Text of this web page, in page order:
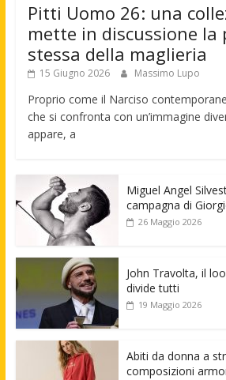
Pitti Uomo 26: una
mette in discussione la
stessa della maglieria
15 Giugno 2026 Massimo Lupo
Proprio come il Narciso
che si confronta con un’immagine
appare, a
Miguel Angel
campagna di
26 Maggio 2026
John Travolta, il
divide tutti
19 Maggio 2026
Abiti da donna a
composizioni